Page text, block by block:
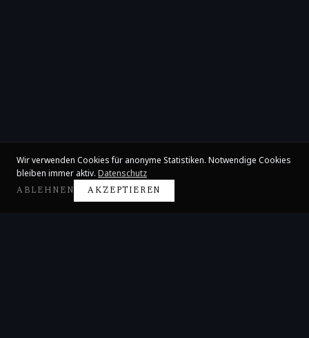
Wir verwenden Cookies für anonyme Statistiken. Notwendige Cookies
bleiben immer aktiv. Datenschutz
ABLEHNEN AKZEPTIEREN